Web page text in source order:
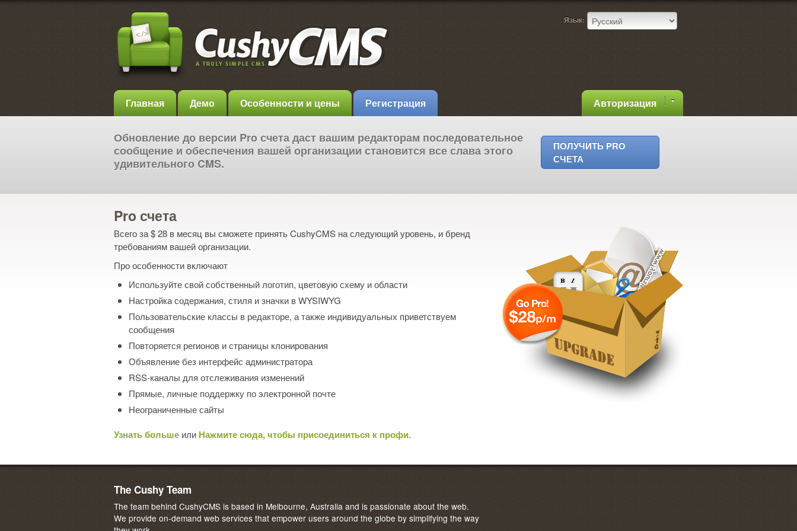
Язык:
Главная Демо Особенности и цены Регистрация Авторизация
Обновление до версии Pro счета даст вашим редакторам последовательное
сообщение и обеспечения вашей организации становится все слава этого
удивительного CMS.
ПОЛУЧИТЬ PRO
СЧЕТА
Pro счета
Всего за $ 28 в месяц вы сможете принять CushyCMS на следующий уровень, и бренд
требованиям вашей организации.
Про особенности включают
Используйте свой собственный логотип, цветовую схему и области
Настройка содержания, стиля и значки в WYSIWYG
Пользовательские классы в редакторе, а также индивидуальных приветствуем
сообщения
Повторяется регионов и страницы клонирования
Объявление без интерфейс администратора
RSS-каналы для отслеживания изменений
Прямые, личные поддержку по электронной почте
Неограниченные сайты
Узнать больше или Нажмите сюда, чтобы присоединиться к профи.
The Cushy Team
The team behind CushyCMS is based in Melbourne, Australia and is passionate about the web.
We provide on-demand web services that empower users around the globe by simplifying the way